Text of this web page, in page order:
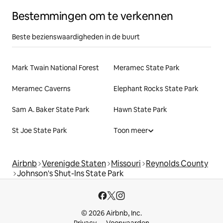
Bestemmingen om te verkennen
Beste bezienswaardigheden in de buurt
Mark Twain National Forest Meramec State Park
Meramec Caverns Elephant Rocks State Park
Sam A. Baker State Park Hawn State Park
St Joe State Park Toon meer
Airbnb Verenigde Staten Missouri Reynolds County
Johnson's Shut-Ins State Park
© 2026 Airbnb, Inc.